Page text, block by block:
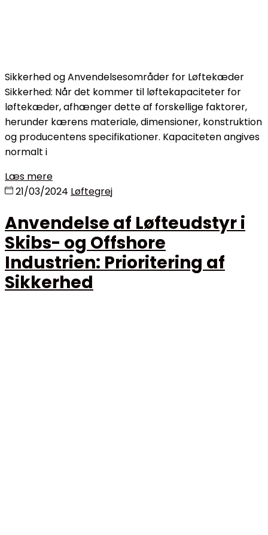
Sikkerhed og Anvendelsesområder for Løftekæder
Sikkerhed: Når det kommer til løftekapaciteter for
løftekæder, afhænger dette af forskellige faktorer,
herunder kærens materiale, dimensioner, konstruktion
og producentens specifikationer. Kapaciteten angives
normalt i
Læs mere
21/03/2024 Løftegrej
Anvendelse af Løfteudstyr i
Skibs- og Offshore
Industrien: Prioritering af
Sikkerhed